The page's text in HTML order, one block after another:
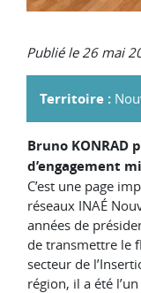
Publié le 26 mai
Territoire :
Bruno KONRAD
d’engagement
C’est une page
réseaux INAÉ
années de
de transmettre le
secteur de
région, il a été